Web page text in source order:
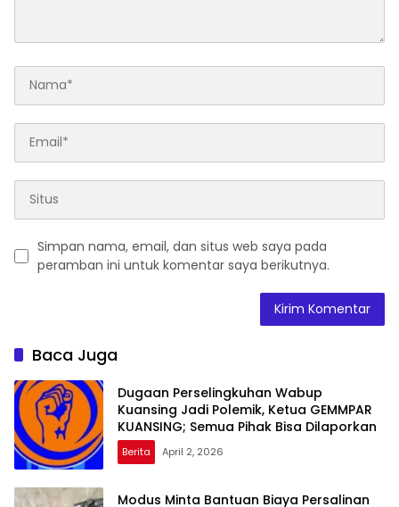
Simpan nama, email, dan situs web saya pada
peramban ini untuk komentar saya berikutnya.
Baca Juga
Dugaan Perselingkuhan Wabup
Kuansing Jadi Polemik, Ketua GEMMPAR
KUANSING; Semua Pihak Bisa Dilaporkan
Berita April 2, 2026
Modus Minta Bantuan Biaya Persalinan